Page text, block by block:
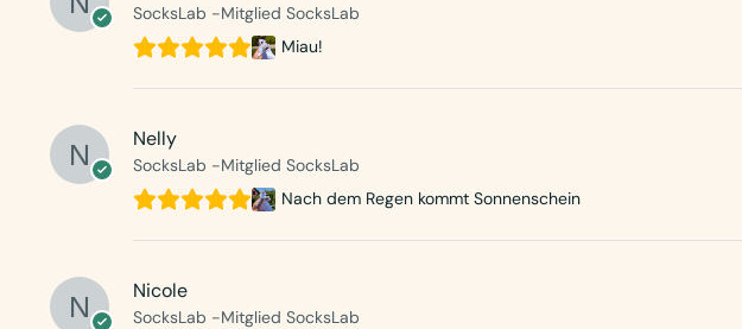
SocksLab -Mitglied SocksLab
Miau!
Nelly
SocksLab -Mitglied SocksLab
Nach dem Regen kommt Sonnenschein
Nicole
SocksLab -Mitglied SocksLab